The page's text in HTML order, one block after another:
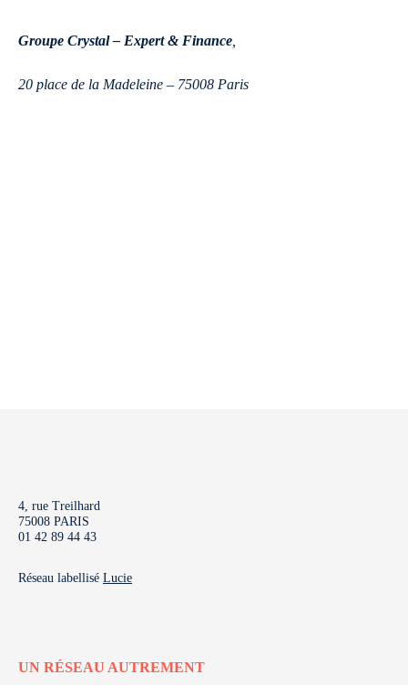
Groupe Crystal – Expert & Finance
20 place de la Madeleine – 75008 Paris
4, rue Treilhard
75008 PARIS
01 42 89 44 43
Réseau labellisé Lucie
UN RÉSEAU AUTREMENT